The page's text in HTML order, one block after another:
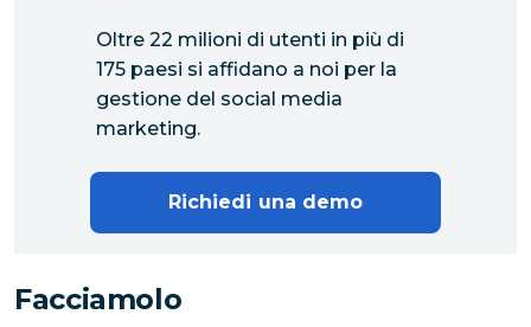
Facciamolo
Oltre 22 milioni di utenti in più di
175 paesi si affidano a noi per la
gestione del social media
marketing.
Richiedi una demo